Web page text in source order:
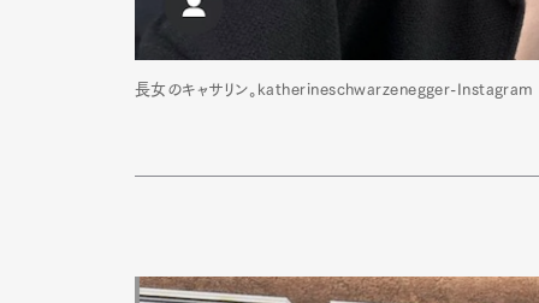
Pen
長女のキャサリン。katherineschwarzenegger-Instagram